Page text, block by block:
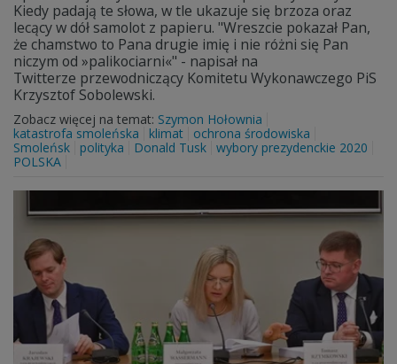
Kiedy padają te słowa, w tle ukazuje się brzoza oraz
lecący w dół samolot z papieru. "Wreszcie pokazał Pan,
że chamstwo to Pana drugie imię i nie różni się Pan
niczym od »palikociarni«" - napisał na
Twitterze przewodniczący Komitetu Wykonawczego PiS
Krzysztof Sobolewski.
Zobacz więcej na temat: Szymon Hołownia
katastrofa smoleńska
klimat
ochrona środowiska
Smoleńsk
polityka Donald Tusk wybory prezydenckie 2020
POLSKA